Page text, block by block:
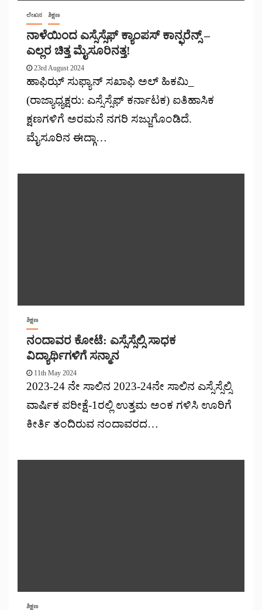
ಲೇಖನ ಶಿಕ್ಷಣ
ನಾಳೆಯಿಂದ ಎಸ್ಸೆಸ್ಸೆಫ್ ಕ್ಯಾಂಪಸ್ ಕಾನ್ಫರೆನ್ಸ್‌ –
ಎಲ್ಲರ ಚಿತ್ತ ಮೈಸೂರಿನತ್ತ!
23rd August 2024
ಹಾಫಿಝ್ ಸುಫ್ಯಾನ್ ಸಖಾಫಿ ಅಲ್ ಹಿಕಮಿ_
(ರಾಜ್ಯಾಧ್ಯಕ್ಷರು: ಎಸ್ಸೆಸ್ಸೆಫ್ ಕರ್ನಾಟಕ) ಐತಿಹಾಸಿಕ
ಕ್ಷಣಗಳಿಗೆ ಅರಮನೆ ನಗರಿ ಸಜ್ಜುಗೊಂಡಿದೆ.
ಮೈಸೂರಿನ ಈದ್ಗಾ…
ಶಿಕ್ಷಣ
ನಂದಾವರ ಕೋಟೆ: ಎಸ್ಸೆಸ್ಸೆಲ್ಸಿ ಸಾಧಕ
ವಿದ್ಯಾರ್ಥಿಗಳಿಗೆ ಸನ್ಮಾನ
11th May 2024
2023-24 ನೇ ಸಾಲಿನ 2023-24ನೇ ಸಾಲಿನ ಎಸ್ಸೆಸ್ಸೆಲ್ಸಿ
ವಾರ್ಷಿಕ ಪರೀಕ್ಷೆ-1ರಲ್ಲಿ ಉತ್ತಮ ಅಂಕ ಗಳಿಸಿ ಊರಿಗೆ
ಕೀರ್ತಿ ತಂದಿರುವ ನಂದಾವರದ…
ಶಿಕ್ಷಣ